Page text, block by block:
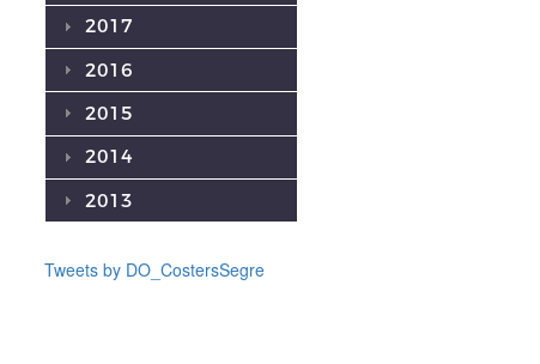
2017
2016
2015
2014
2013
Tweets by DO_CostersSegre